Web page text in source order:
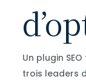
Un plugin
trois leaders